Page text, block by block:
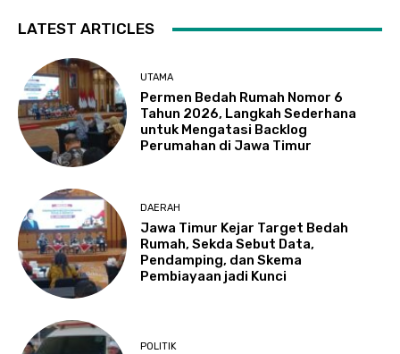
LATEST ARTICLES
UTAMA
Permen Bedah Rumah Nomor 6
Tahun 2026, Langkah Sederhana
untuk Mengatasi Backlog
Perumahan di Jawa Timur
DAERAH
Jawa Timur Kejar Target Bedah
Rumah, Sekda Sebut Data,
Pendamping, dan Skema
Pembiayaan jadi Kunci
POLITIK